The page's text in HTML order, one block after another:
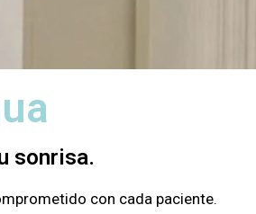
sonrisa.
con cada paciente.